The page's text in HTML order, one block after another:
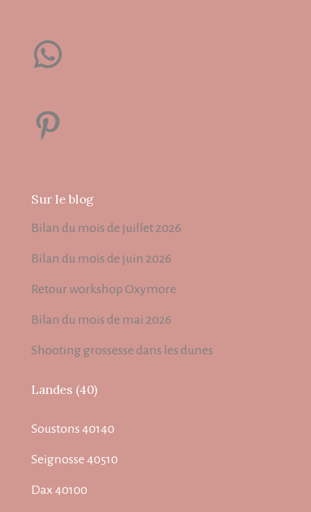
WhatsApp
Pinterest
Sur le blog
Bilan du mois de juillet 2026
Bilan du mois de juin 2026
Retour workshop Oxymore
Bilan du mois de mai 2026
Shooting grossesse dans les dunes
Landes (40)
Soustons 40140
Seignosse 40510
Dax 40100